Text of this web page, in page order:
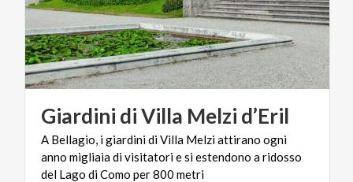
Giardini diVilla Melzi d’Eril
A Bellagio, i giardini di Villa Melzi attirano ogni
anno migliaia di visitatori e si estendono a ridosso
del Lago di Como per 800 metri